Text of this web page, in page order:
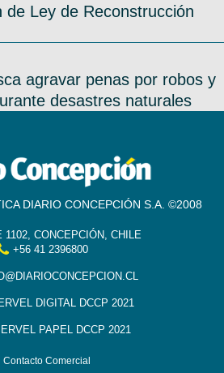
de Ley de Reconstrucción
agravar penas por robos y
desastres naturales
DIARIO CONCEPCIÓN S.A. ©2008
1102, CONCEPCIÓN, CHILE
+56 41 2396800
DIGITAL DCCP 2021
PAPEL DCCP 2021
Contacto Comercial